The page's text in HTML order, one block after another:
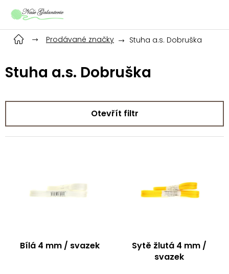
Prodávané značky
Stuha a.s. Dobruška
Stuha a.s. Dobruška
Otevřít filtr
Bílá 4 mm / svazek
Sytě žlutá 4 mm /
svazek